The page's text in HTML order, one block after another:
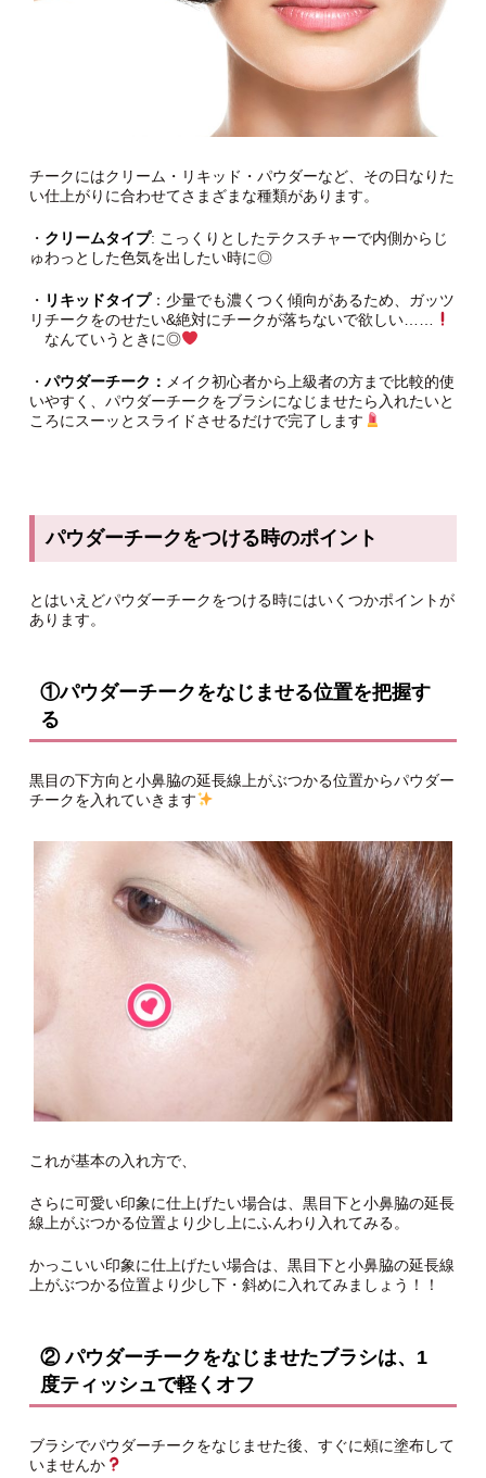
チークにはクリーム・リキッド・パウダーなど、その日なりた
い仕上がりに合わせてさまざまな種類があります。
・ クリームタイプ: こっくりとしたテクスチャーで内側からじ
ゅわっとした色気を出したい時に◎
・ リキッドタイプ：少量でも濃くつく傾向があるため、ガッツ
リチークをのせたい&絶対にチークが落ちないで欲しい……
なんていうときに◎
・ パウダーチーク： メイク初心者から上級者の方まで比較的使
いやすく、パウダーチークをブラシになじませたら入れたいと
ころにスーッとスライドさせるだけで完了します
パウダーチークをつける時のポイント
とはいえどパウダーチークをつける時にはいくつかポイントが
あります。
①パウダーチークをなじませる位置を把握す
る
黒目の下方向と小鼻脇の延長線上がぶつかる位置からパウダー
チークを入れていきます
これが基本の入れ方で、
さらに可愛い印象に仕上げたい場合は、黒目下と小鼻脇の延長
線上がぶつかる位置より少し上にふんわり入れてみる。
かっこいい印象に仕上げたい場合は、黒目下と小鼻脇の延長線
上がぶつかる位置より少し下・斜めに入れてみましょう！！
② パウダーチークをなじませたブラシは、1
度ティッシュで軽くオフ
ブラシでパウダーチークをなじませた後、すぐに頰に塗布して
いませんか